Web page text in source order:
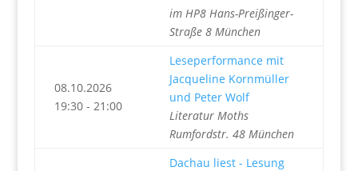
im HP8 Hans-Preißinger-
Straße 8 München
08.10.2026
19:30 - 21:00
Leseperformance mit
Jacqueline Kornmüller
und Peter Wolf
Literatur Moths
Rumfordstr. 48 München
Dachau liest - Lesung